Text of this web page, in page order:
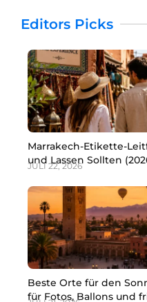
Editors Picks
Marrakech-Etikette-
und Lassen Sollten
JULI 22, 2026
Beste Orte für den
für Fotos, Ballons und